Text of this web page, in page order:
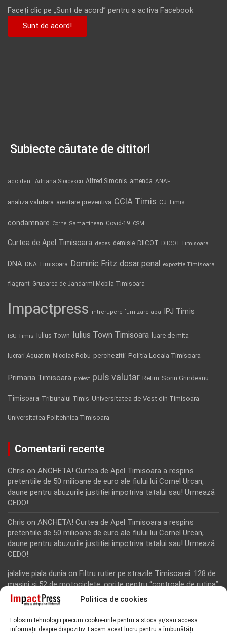
Politica de cookies
Folosim tehnologii precum cookie-urile pentru a stoca și/sau accesa
informații despre dispozitiv. Facem acest lucru pentru a îmbunătăți
Faceți clic pe „Sunt de acord” pentru a activa Facebook
Sunt de acord!
Subiecte căutate de cititori
accident Adriana Stoicescu Alfred Simonis amenda ANAF
analiza valutara arestare preventiva CCIA Timis CJ Timis
condamnare Cornel Samartinean Covid-19 CSM
Curtea de Apel Timisoara deces demisie DIICOT DIICOT Timisoara
DNA DNA Timisoara Dominic Fritz dosar penal expozitie Timisoara
flagrant Gruparea de Jandarmi Mobila Timisoara
Impactpress intrerupere furnizare apa IPJ Timis
ISU Timis Iulius Town Iulius Town Timisoara luare de mita
lucrari Aquatim Nicolae Robu perchezitii Politia Locala Timisoara
Primaria Timisoara protest puls valutar Retim Sorin Grindeanu
Timisoara Tribunalul Timis Universitatea de Vest din Timisoara
Universitatea Politehnica Timisoara
Comentarii recente
Chris on ANCHETA! Curtea de Apel Timisoara a respins
pretentiile de 50 milioane de euro ale fiului lui Cornel Urcan,
daune pentru abuzurile justitiei impotriva tatalui sau! Urmează
CEDO!
Chris on ANCHETA! Curtea de Apel Timisoara a respins
pretentiile de 50 milioane de euro ale fiului lui Cornel Urcan,
daune pentru abuzurile justitiei impotriva tatalui sau! Urmează
CEDO!
jalalive piala dunia on Filtru rutier pe strazile Timisoarei: 128 de
masini si 52 de motociclete, oprite pentru “controale de rutina”
Rodion Camatoritul on Inca un martor din dosarul fraudei cu
“Toti martorii hartuiti au facut plangere penala pentru